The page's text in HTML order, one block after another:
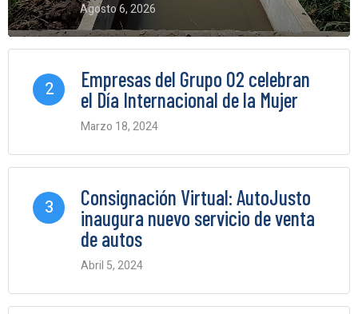
Agosto 6, 2026
0 Comments
2
Empresas del Grupo O2 celebran
el Día Internacional de la Mujer
Marzo 18, 2024
3
Consignación Virtual: AutoJusto
inaugura nuevo servicio de venta
de autos
Abril 5, 2024